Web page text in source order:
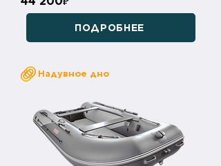
ПОДРОБНЕЕ
Надувное дно